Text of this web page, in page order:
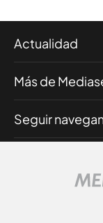
Actualidad
Más de
Seguir